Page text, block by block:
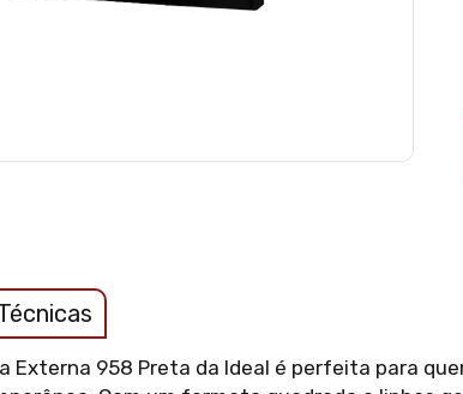
Externa 958 Preta da Ideal é perfeita para